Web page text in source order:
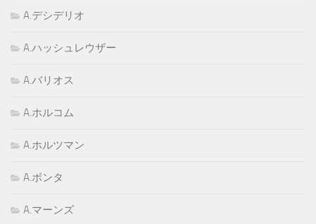
A.デシデリオ
A.ハッシュレウザー
A.バリオス
A.ホルコム
A.ホルツマン
A.ボンタ
A.マーンズ